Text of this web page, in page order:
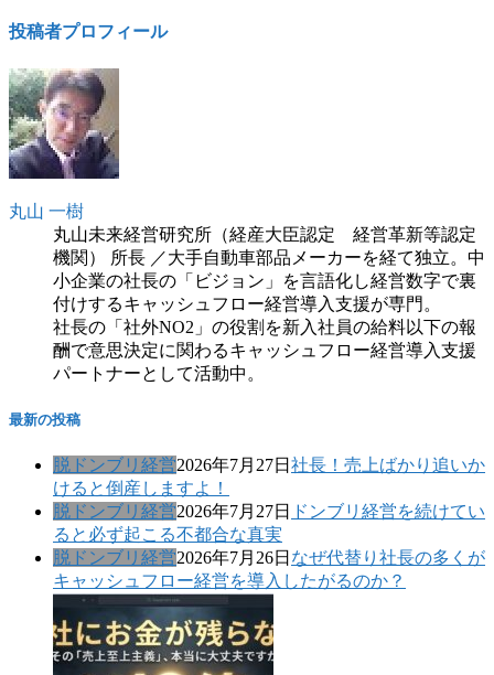
投稿者プロフィール
丸山 一樹
丸山未来経営研究所（経産大臣認定 経営革新等認定
機関） 所長 ／大手自動車部品メーカーを経て独立。中
小企業の社長の「ビジョン」を言語化し経営数字で裏
付けするキャッシュフロー経営導入支援が専門。
社長の「社外NO2」の役割を新入社員の給料以下の報
酬で意思決定に関わるキャッシュフロー経営導入支援
パートナーとして活動中。
最新の投稿
脱ドンブリ経営2026年7月27日 社長！売上ばかり追いか
けると倒産しますよ！
脱ドンブリ経営2026年7月27日 ドンブリ経営を続けてい
ると必ず起こる不都合な真実
脱ドンブリ経営2026年7月26日 なぜ代替り社長の多くが
キャッシュフロー経営を導入したがるのか？